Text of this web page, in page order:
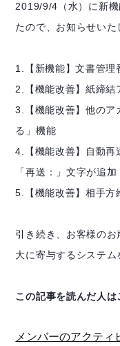
2019/9/4（水）に新
たので、お知らせいた
1.【新機能】文書管理
2.【機能改善】紙締結
3.【機能改善】他のア
る」機能
4.【機能改善】自動再
「再送：」文字が追加
5.【機能改善】相手方
引き続き、お客様の
大に寄与するシステム
この記事を読んだ人
メンバーのアクティ